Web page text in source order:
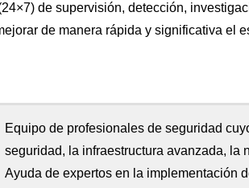
de supervisión, detección,
de manera rápida y significativa el
Equipo de profesionales de seguridad
seguridad, la infraestructura avanzada, la
Ayuda de expertos en la implementación